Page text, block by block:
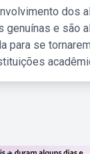
dos
e são
se